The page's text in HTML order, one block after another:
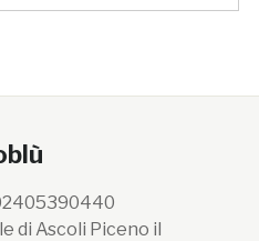
di Ascoli Piceno il